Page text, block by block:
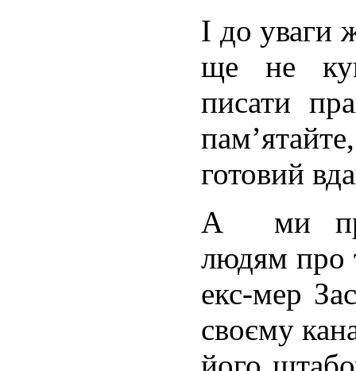
І до уваги
ще не
писати
готовий
А ми
людям про
екс-мер
своєму